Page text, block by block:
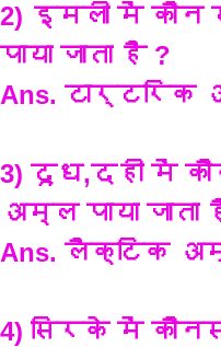
2) इमली में कौन
पाया जाता है ?
Ans.
3) दूध,दही में
अम्ल पाया जाता
Ans. लैक्टिक
4) सिरके में